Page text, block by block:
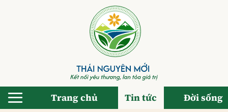
Trang chủ Tin tức Đời sống